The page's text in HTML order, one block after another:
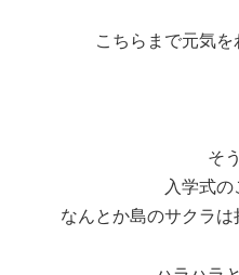
こちらまで元気
そ
入学式
なんとか島のサクラ